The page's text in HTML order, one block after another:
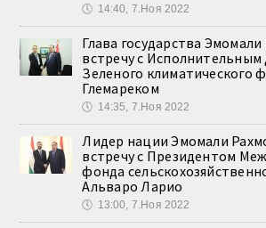
🕔 14:40, 7.Ноя 2022
Глава государства
встречу с
Зеленого климатического
Глемареком
🕔 14:35, 7.Ноя 2022
Лидер нации Эмомали
встречу с Президентом
фонда
Альваро Ларио
🕔 13:00, 7.Ноя 2022